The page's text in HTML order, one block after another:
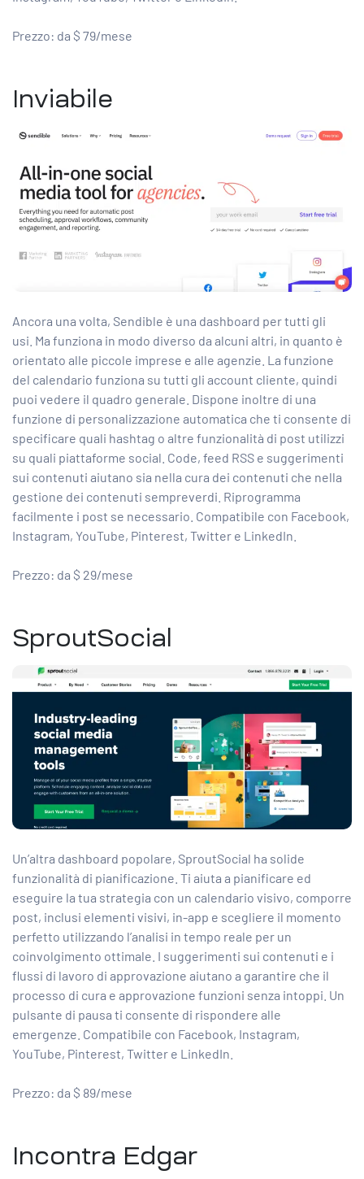
Prezzo: da $ 79/mese
Inviabile
Ancora una volta, Sendible è una dashboard per tutti gli
usi. Ma funziona in modo diverso da alcuni altri, in quanto è
orientato alle piccole imprese e alle agenzie. La funzione
del calendario funziona su tutti gli account cliente, quindi
puoi vedere il quadro generale. Dispone inoltre di una
funzione di personalizzazione automatica che ti consente di
specificare quali hashtag o altre funzionalità di post utilizzi
su quali piattaforme social. Code, feed RSS e suggerimenti
sui contenuti aiutano sia nella cura dei contenuti che nella
gestione dei contenuti sempreverdi. Riprogramma
facilmente i post se necessario. Compatibile con Facebook,
Instagram, YouTube, Pinterest, Twitter e LinkedIn.
Prezzo: da $ 29/mese
SproutSocial
Un’altra dashboard popolare, SproutSocial ha solide
funzionalità di pianificazione. Ti aiuta a pianificare ed
eseguire la tua strategia con un calendario visivo, comporre
post, inclusi elementi visivi, in-app e scegliere il momento
perfetto utilizzando l’analisi in tempo reale per un
coinvolgimento ottimale. I suggerimenti sui contenuti e i
flussi di lavoro di approvazione aiutano a garantire che il
processo di cura e approvazione funzioni senza intoppi. Un
pulsante di pausa ti consente di rispondere alle
emergenze. Compatibile con Facebook, Instagram,
YouTube, Pinterest, Twitter e LinkedIn.
Prezzo: da $ 89/mese
Incontra Edgar